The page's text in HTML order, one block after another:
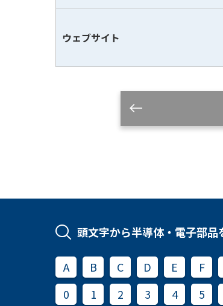
ウェブサイト
頭文字から半導体・電子部品
A B C D E F
0
1 2 3 4 5